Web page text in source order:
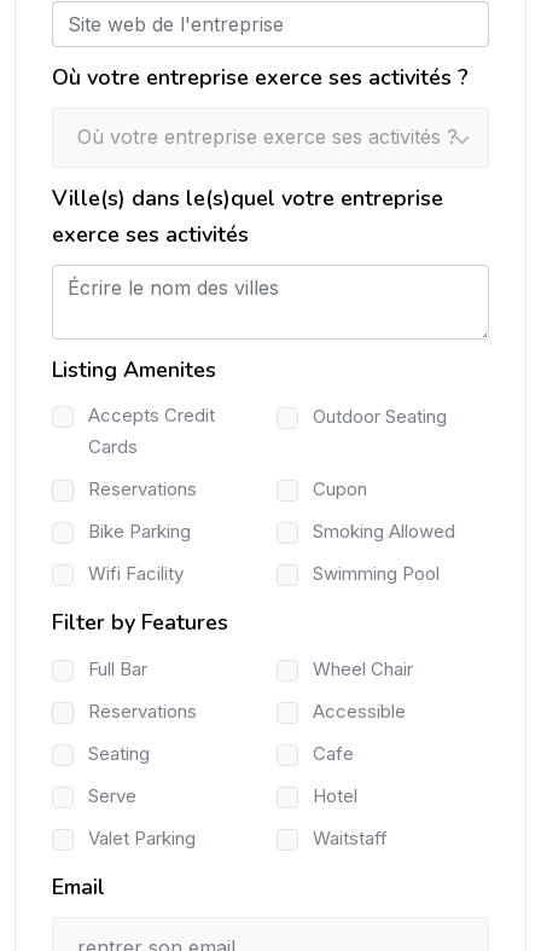
Où votre entreprise exerce ses activités ?
Où votre entreprise exerce ses activités ?
Ville(s) dans le(s)quel votre entreprise
exerce ses activités
Listing Amenites
Accepts Credit
Cards
Outdoor Seating
Reservations
Cupon
Bike Parking
Smoking Allowed
Wifi Facility
Swimming Pool
Filter by Features
Full Bar
Wheel Chair
Reservations
Accessible
Seating
Cafe
Serve
Hotel
Valet Parking
Waitstaff
Email